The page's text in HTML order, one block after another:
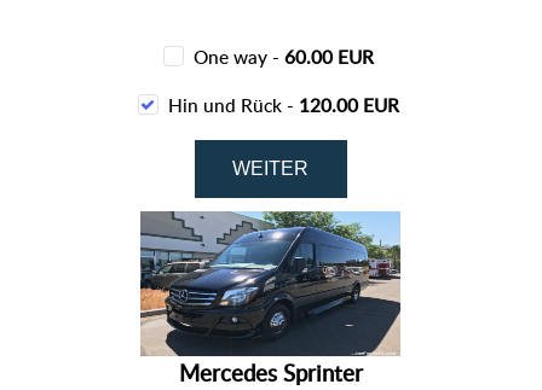
One way -60.00 EUR
Hin und Rück - 120.00 EUR
Mercedes Sprinter